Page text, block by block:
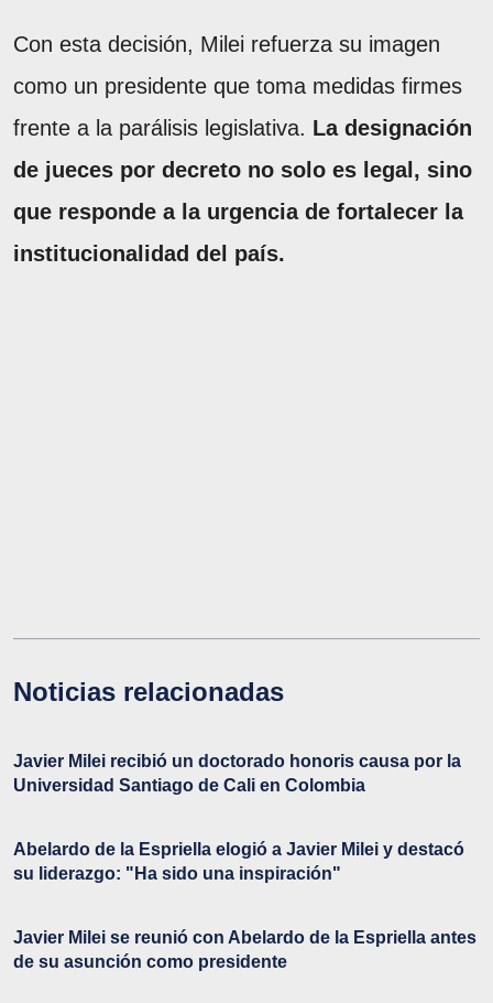
Con esta decisión, Milei refuerza su imagen
como un presidente que toma medidas firmes
frente a la parálisis legislativa. La designación
de jueces por decreto no solo es legal, sino
que responde a la urgencia de fortalecer la
institucionalidad del país.
Noticias relacionadas
Javier Milei recibió un doctorado honoris causa por la
Universidad Santiago de Cali en Colombia
Abelardo de la Espriella elogió a Javier Milei y destacó
su liderazgo: "Ha sido una inspiración"
Javier Milei se reunió con Abelardo de la Espriella antes
de su asunción como presidente